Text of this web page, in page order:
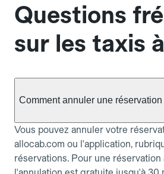
Questions
sur les taxis
Comment annuler une
Vous pouvez annuler votre
allocab.com ou l'application,
réservations. Pour une réservation